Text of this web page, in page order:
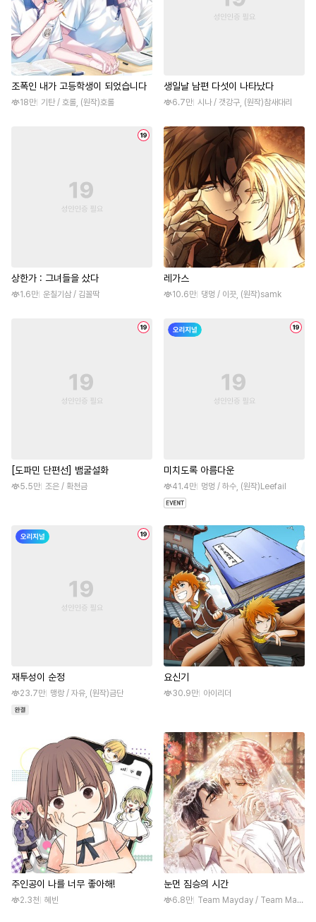
조폭인 내가 고등학생이 되었습니다
18만 기탄 / 호롤, (원작)호롤
생일날 남편 다섯이 나타났다
6.7만 시나 / 갯강구, (원작)참새대리
상한가 : 그녀들을 샀다
1.6만 운칠기삼 / 김꼴딱
레가스
10.6만 댕멍 / 이끗, (원작)samk
[도파민 단편선] 뱀굴설화
5.5만 조은 / 확천금
미치도록 아름다운
41.4만 멍멍 / 하수, (원작)Leefail
재투성이 순정
23.7만 맹랑 / 자유, (원작)금단
요신기
30.9만 아이리더
주인공이 나를 너무 좋아해!
2.3천 혜빈
눈먼 짐승의 시간
6.8만 Team Mayday / Team Mayday, (원작)홍유라